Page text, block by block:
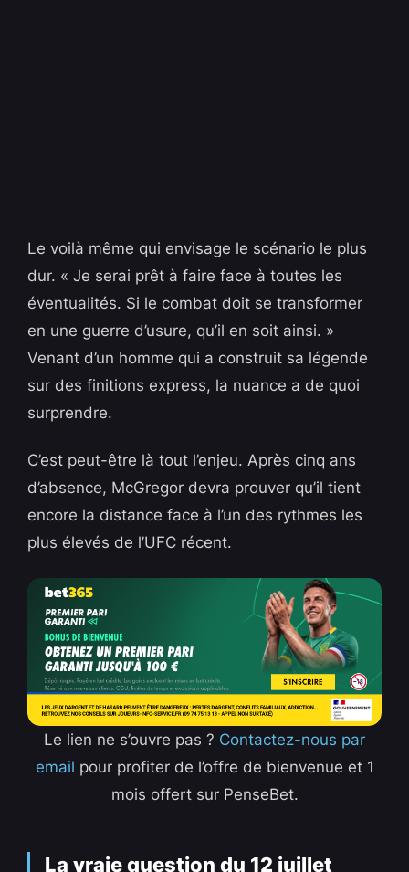
Le voilà même qui envisage le scénario le plus
dur. « Je serai prêt à faire face à toutes les
éventualités. Si le combat doit se transformer
en une guerre d’usure, qu’il en soit ainsi. »
Venant d’un homme qui a construit sa légende
sur des finitions express, la nuance a de quoi
surprendre.
C’est peut-être là tout l’enjeu. Après cinq ans
d’absence, McGregor devra prouver qu’il tient
encore la distance face à l’un des rythmes les
plus élevés de l’UFC récent.
Le lien ne s’ouvre pas ? Contactez-nous par
email pour profiter de l’offre de bienvenue et 1
mois offert sur PenseBet.
La vraie question du 12 juillet